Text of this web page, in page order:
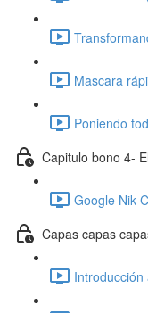
Mascara
Poniendo
Capitulo bono 4-
Google Nik
Capas capas